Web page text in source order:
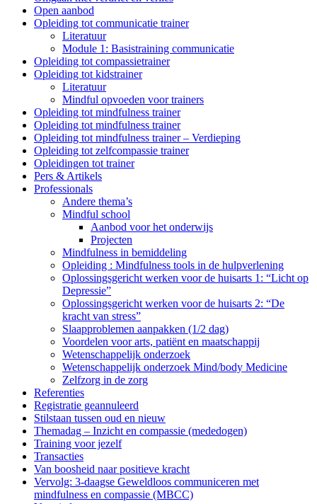
Open aanbod
Opleiding tot communicatie trainer
Literatuur
Module 1: Basistraining communicatie
Opleiding tot compassietrainer
Opleiding tot kidstrainer
Literatuur
Mindful opvoeden voor trainers
Opleiding tot mindfulness trainer
Opleiding tot mindfulness trainer
Opleiding tot mindfulness trainer – Verdieping
Opleiding tot zelfcompassie trainer
Opleidingen tot trainer
Pers & Artikels
Professionals
Andere thema’s
Mindful school
Aanbod voor het onderwijs
Projecten
Mindfulness in bemiddeling
Opleiding : Mindfulness tools in de hulpverlening
Oplossingsgericht werken voor de huisarts 1: “Licht op
Depressie”
Oplossingsgericht werken voor de huisarts 2: “De
kracht van stress”
Slaapproblemen aanpakken (1/2 dag)
Voordelen voor arts, patiënt en maatschappij
Wetenschappelijk onderzoek
Wetenschappelijk onderzoek Mind/body Medicine
Zelfzorg in de zorg
Referenties
Registratie geannuleerd
Stilstaan tussen oud en nieuw
Themadag – Inzicht en compassie (mededogen)
Training voor jezelf
Transacties
Van boosheid naar positieve kracht
Vervolg: 3-daagse Geweldloos communiceren met
mindfulness en compassie (MBCC)